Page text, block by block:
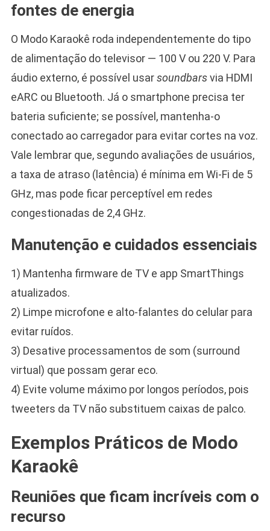
fontes de energia
O Modo Karaokê roda independentemente do tipo
de alimentação do televisor — 100 V ou 220 V. Para
áudio externo, é possível usarsoundbarsvia HDMI
eARC ou Bluetooth. Já o smartphone precisa ter
bateria suficiente; se possível, mantenha-o
conectado ao carregador para evitar cortes na voz.
Vale lembrar que, segundo avaliações de usuários,
a taxa de atraso (latência) é mínima em Wi-Fi de 5
GHz, mas pode ficar perceptível em redes
congestionadas de 2,4 GHz.
Manutenção e cuidados essenciais
1) Mantenha firmware de TV e app SmartThings
atualizados.
2) Limpe microfone e alto-falantes do celular para
evitar ruídos.
3) Desative processamentos de som (surround
virtual) que possam gerar eco.
4) Evite volume máximo por longos períodos, pois
tweeters da TV não substituem caixas de palco.
Exemplos Práticos de Modo
Karaokê
Reuniões que ficam incríveis com o
recurso